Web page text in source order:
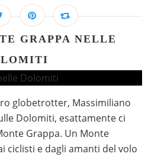
GRAPPA NELLE
globetrotter, Massimiliano
Dolomiti, esattamente ci
Grappa. Un Monte
ciclisti e dagli amanti del volo